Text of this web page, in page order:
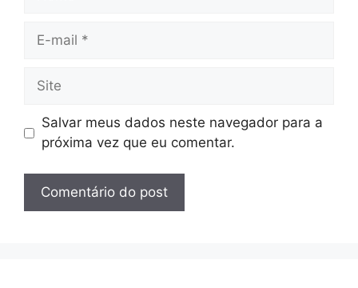
Site
Salvar meus dados neste navegador para a
próxima vez que eu comentar.